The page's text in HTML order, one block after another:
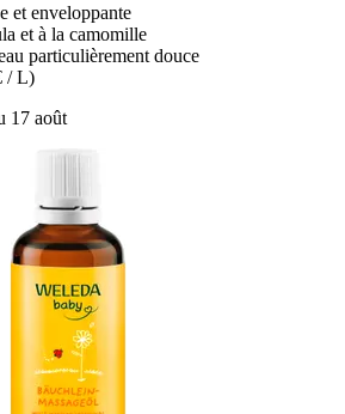
et enveloppante
et à la camomille
particulièrement douce
/ L)
17 août